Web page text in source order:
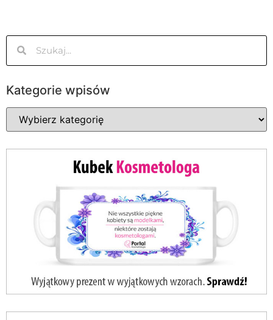
Kategorie wpisów